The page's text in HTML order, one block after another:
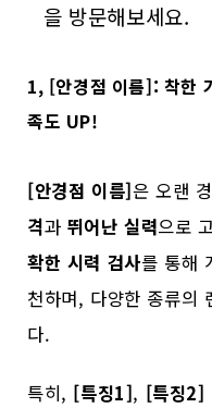
을 방문해보세요.
1, [안경점 이름]: 착한
족도 UP!
[안경점 이름]은 오랜
격과 뛰어난 실력으로
확한 시력 검사를 통해
천하며, 다양한 종류의
다.
특히, [특징1], [특징2]